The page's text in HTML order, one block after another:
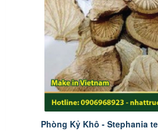
Phòng Kỷ Khô - Stephania